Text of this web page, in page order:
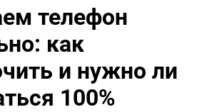
телефон
как
и нужно ли
100%